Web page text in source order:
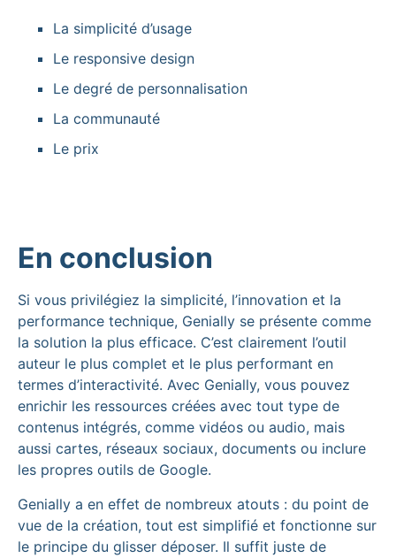
La simplicité d’usage
Le responsive design
Le degré de personnalisation
La communauté
Le prix
En conclusion
Si vous privilégiez la simplicité, l’innovation et la
performance technique, Genially se présente comme
la solution la plus efficace. C’est clairement l’outil
auteur le plus complet et le plus performant en
termes d’interactivité. Avec Genially, vous pouvez
enrichir les ressources créées avec tout type de
contenus intégrés, comme vidéos ou audio, mais
aussi cartes, réseaux sociaux, documents ou inclure
les propres outils de Google.
Genially a en effet de nombreux atouts : du point de
vue de la création, tout est simplifié et fonctionne sur
le principe du glisser déposer. Il suffit juste de